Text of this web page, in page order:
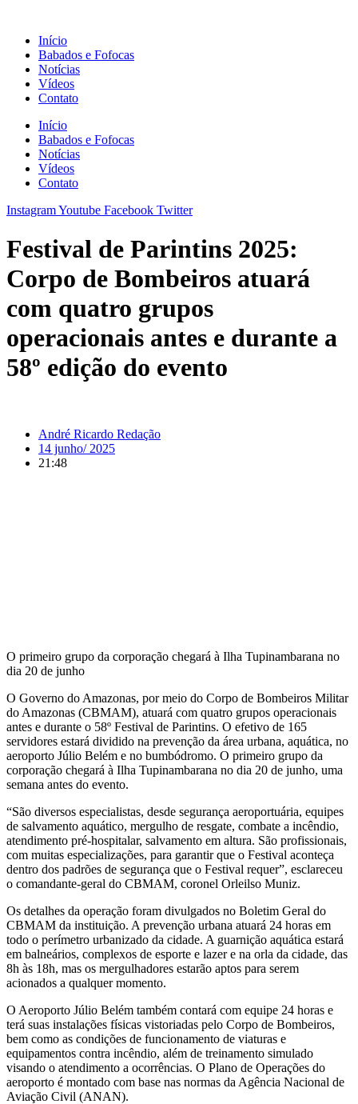
conteúdo
Início
Babados e Fofocas
Notícias
Vídeos
Contato
Início
Babados e Fofocas
Notícias
Vídeos
Contato
InstagramYoutube Facebook Twitter
Festival de Parintins 2025:
Corpo de Bombeiros atuará
com quatro grupos
operacionais antes e durante a
58º edição do evento
André Ricardo Redação
14 junho/ 2025
21:48
O primeiro grupo da corporação chegará à Ilha Tupinambarana no
dia 20 de junho
O Governo do Amazonas, por meio do Corpo de Bombeiros Militar
do Amazonas (CBMAM), atuará com quatro grupos operacionais
antes e durante o 58º Festival de Parintins. O efetivo de 165
servidores estará dividido na prevenção da área urbana, aquática, no
aeroporto Júlio Belém e no bumbódromo. O primeiro grupo da
corporação chegará à Ilha Tupinambarana no dia 20 de junho, uma
semana antes do evento.
“São diversos especialistas, desde segurança aeroportuária, equipes
de salvamento aquático, mergulho de resgate, combate a incêndio,
atendimento pré-hospitalar, salvamento em altura. São profissionais,
com muitas especializações, para garantir que o Festival aconteça
dentro dos padrões de segurança que o Festival requer”, esclareceu
o comandante-geral do CBMAM, coronel Orleilso Muniz.
Os detalhes da operação foram divulgados no Boletim Geral do
CBMAM da instituição. A prevenção urbana atuará 24 horas em
todo o perímetro urbanizado da cidade. A guarnição aquática estará
em balneários, complexos de esporte e lazer e na orla da cidade, das
8h às 18h, mas os mergulhadores estarão aptos para serem
acionados a qualquer momento.
O Aeroporto Júlio Belém também contará com equipe 24 horas e
terá suas instalações físicas vistoriadas pelo Corpo de Bombeiros,
bem como as condições de funcionamento de viaturas e
equipamentos contra incêndio, além de treinamento simulado
visando o atendimento a ocorrências. O Plano de Operações do
aeroporto é montado com base nas normas da Agência Nacional de
Aviação Civil (ANAN).